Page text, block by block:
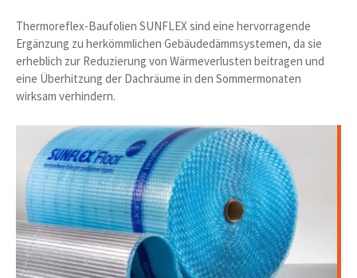
Thermoreflex-Baufolien SUNFLEX sind eine hervorragende
Ergänzung zu herkömmlichen Gebäudedämmsystemen, da sie
erheblich zur Reduzierung von Wärmeverlusten beitragen und
eine Überhitzung der Dachräume in den Sommermonaten
wirksam verhindern.